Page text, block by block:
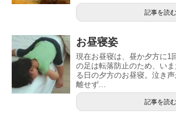
記事を読む
お昼寝姿
現在お昼寝は、昼か夕方に1
の足は転落防止のため、い
る日の夕方のお昼寝。泣き
離せず...
記事を読む